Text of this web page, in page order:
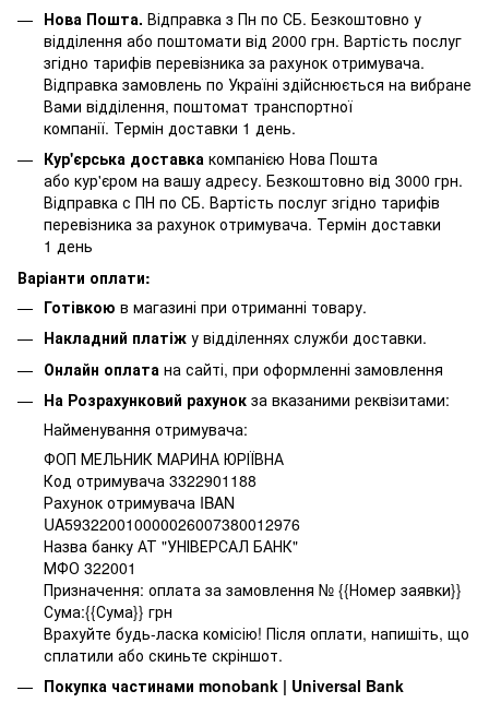
Нова Пошта. Відправка з Пн по СБ. Безкоштовно у
відділення або поштомати від 2000 грн. Вартість послуг
згідно тарифів перевізника за рахунок отримувача.
Відправка замовлень по Україні здійснюється на вибране
Вами відділення, поштомат транспортної
компанії. Термін доставки 1 день.
Кур'єрська доставка компанією Нова Пошта
або кур'єром на вашу адресу. Безкоштовно від 3000 грн.
Відправка с ПН по СБ. Вартість послуг згідно тарифів
перевізника за рахунок отримувача. Термін доставки
1 день
Варіанти оплати:
Готівкою в магазині при отриманні товару.
Накладний платіж у відділеннях служби доставки.
Онлайн оплата на сайті, при оформленні замовлення
На Розрахунковий рахунок за вказаними реквізитами:
Найменування отримувача:
ФОП МЕЛЬНИК МАРИНА ЮРІЇВНА
Код отримувача 3322901188
Рахунок отримувача IBAN
UA593220010000026007380012976
Назва банку АТ "УНІВЕРСАЛ БАНК"
МФО 322001
Призначення: оплата за замовлення № {{Номер заявки}}
Сума:{{Сума}} грн
Врахуйте будь-ласка комісію! Після оплати, напишіть, що
сплатили або скиньте скріншот.
Покупка частинами monobank | Universal Bank